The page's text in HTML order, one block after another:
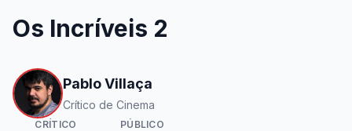
Os Incríveis 2
Pablo Villaça
Crítico de Cinema
CRÍTICO PÚBLICO